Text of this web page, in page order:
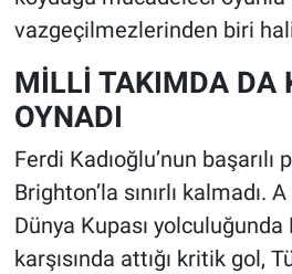
vazgeçilmezlerinden biri
MİLLİ TAKIMDA DA
OYNADI
Ferdi Kadıoğlu’nun
Brighton’la sınırlı kalmadı. A
Dünya Kupası yolculuğunda
karşısında attığı kritik gol,